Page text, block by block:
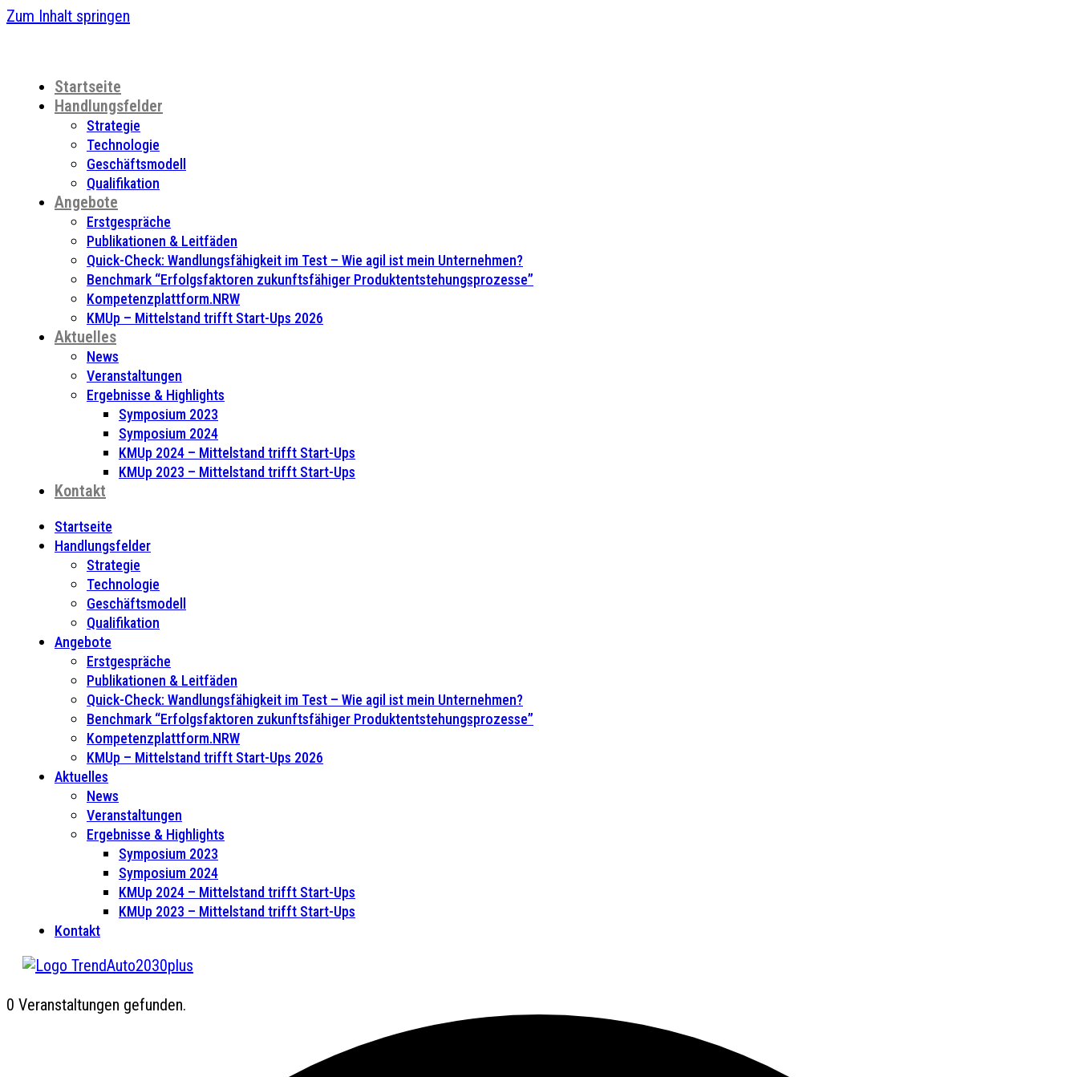
Zum Inhalt springen
Startseite
Handlungsfelder
Strategie
Technologie
Geschäftsmodell
Qualifikation
Angebote
Erstgespräche
Publikationen & Leitfäden
Quick-Check: Wandlungsfähigkeit im Test – Wie agil ist mein Unternehmen?
Benchmark “Erfolgsfaktoren zukunftsfähiger Produktentstehungsprozesse”
Kompetenzplattform.NRW
KMUp – Mittelstand trifft Start-Ups 2026
Aktuelles
News
Veranstaltungen
Ergebnisse & Highlights
Symposium 2023
Symposium 2024
KMUp 2024 – Mittelstand trifft Start-Ups
KMUp 2023 – Mittelstand trifft Start-Ups
Kontakt
Startseite
Handlungsfelder
Strategie
Technologie
Geschäftsmodell
Qualifikation
Angebote
Erstgespräche
Publikationen & Leitfäden
Quick-Check: Wandlungsfähigkeit im Test – Wie agil ist mein Unternehmen?
Benchmark “Erfolgsfaktoren zukunftsfähiger Produktentstehungsprozesse”
Kompetenzplattform.NRW
KMUp – Mittelstand trifft Start-Ups 2026
Aktuelles
News
Veranstaltungen
Ergebnisse & Highlights
Symposium 2023
Symposium 2024
KMUp 2024 – Mittelstand trifft Start-Ups
KMUp 2023 – Mittelstand trifft Start-Ups
Kontakt
0 Veranstaltungen gefunden.